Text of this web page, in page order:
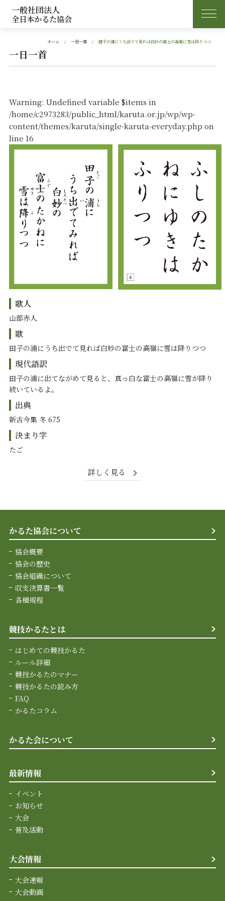
一般社団法人
全日本かるた協会
ホーム 一日一首 田子の浦にうち出でて見れば白妙の富士の高嶺に雪は降りつつ
一日一首
Warning: Undefined variable $items in
/home/c2973283/public_html/karuta.or.jp/wp/wp-
content/themes/karuta/single-karuta-everyday.php on
line 16
歌人
山部赤人
歌
田子の浦にうち出でて見れば白妙の富士の高嶺に雪は降りつつ
現代語訳
田子の浦に出てながめて見ると、真っ白な富士の高嶺に雪が降り
続いているよ。
出典
新古今集 冬 675
決まり字
たご
詳しく見る
かるた協会について
協会概要
協会の歴史
協会組織について
収支決算書一覧
各種規程
競技かるたとは
はじめての競技かるた
ルール詳細
競技かるたのマナー
競技かるたの読み方
FAQ
かるたコラム
かるた会について
最新情報
イベント
お知らせ
大会
普及活動
大会情報
大会速報
大会動画